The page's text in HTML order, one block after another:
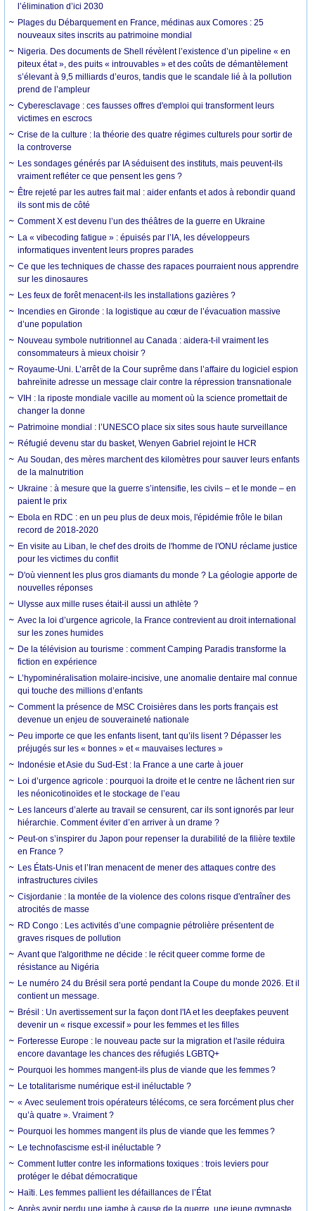
l’élimination d’ici 2030
Plages du Débarquement en France, médinas aux Comores : 25
nouveaux sites inscrits au patrimoine mondial
Nigeria. Des documents de Shell révèlent l’existence d’un pipeline « en
piteux état », des puits « introuvables » et des coûts de démantèlement
s’élevant à 9,5 milliards d’euros, tandis que le scandale lié à la pollution
prend de l’ampleur
Cyberesclavage : ces fausses offres d'emploi qui transforment leurs
victimes en escrocs
Crise de la culture : la théorie des quatre régimes culturels pour sortir de
la controverse
Les sondages générés par IA séduisent des instituts, mais peuvent-ils
vraiment refléter ce que pensent les gens ?
Être rejeté par les autres fait mal : aider enfants et ados à rebondir quand
ils sont mis de côté
Comment X est devenu l’un des théâtres de la guerre en Ukraine
La « vibecoding fatigue » : épuisés par l’IA, les développeurs
informatiques inventent leurs propres parades
Ce que les techniques de chasse des rapaces pourraient nous apprendre
sur les dinosaures
Les feux de forêt menacent-ils les installations gazières ?
Incendies en Gironde : la logistique au cœur de l’évacuation massive
d’une population
Nouveau symbole nutritionnel au Canada : aidera-t-il vraiment les
consommateurs à mieux choisir ?
Royaume-Uni. L’arrêt de la Cour suprême dans l’affaire du logiciel espion
bahreïnite adresse un message clair contre la répression transnationale
VIH : la riposte mondiale vacille au moment où la science promettait de
changer la donne
Patrimoine mondial : l’UNESCO place six sites sous haute surveillance
Réfugié devenu star du basket, Wenyen Gabriel rejoint le HCR
Au Soudan, des mères marchent des kilomètres pour sauver leurs enfants
de la malnutrition
Ukraine : à mesure que la guerre s’intensifie, les civils – et le monde – en
paient le prix
Ebola en RDC : en un peu plus de deux mois, l'épidémie frôle le bilan
record de 2018-2020
En visite au Liban, le chef des droits de l'homme de l'ONU réclame justice
pour les victimes du conflit
D'où viennent les plus gros diamants du monde ? La géologie apporte de
nouvelles réponses
Ulysse aux mille ruses était-il aussi un athlète ?
Avec la loi d’urgence agricole, la France contrevient au droit international
sur les zones humides
De la télévision au tourisme : comment Camping Paradis transforme la
fiction en expérience
L’hypominéralisation molaire-incisive, une anomalie dentaire mal connue
qui touche des millions d’enfants
Comment la présence de MSC Croisières dans les ports français est
devenue un enjeu de souveraineté nationale
Peu importe ce que les enfants lisent, tant qu’ils lisent ? Dépasser les
préjugés sur les « bonnes » et « mauvaises lectures »
Indonésie et Asie du Sud-Est : la France a une carte à jouer
Loi d’urgence agricole : pourquoi la droite et le centre ne lâchent rien sur
les néonicotinoïdes et le stockage de l’eau
Les lanceurs d’alerte au travail se censurent, car ils sont ignorés par leur
hiérarchie. Comment éviter d’en arriver à un drame ?
Peut-on s’inspirer du Japon pour repenser la durabilité de la filière textile
en France ?
Les États-Unis et l’Iran menacent de mener des attaques contre des
infrastructures civiles
Cisjordanie : la montée de la violence des colons risque d'entraîner des
atrocités de masse
RD Congo : Les activités d’une compagnie pétrolière présentent de
graves risques de pollution
Avant que l'algorithme ne décide : le récit queer comme forme de
résistance au Nigéria
Le numéro 24 du Brésil sera porté pendant la Coupe du monde 2026. Et il
contient un message.
Brésil : Un avertissement sur la façon dont l'IA et les deepfakes peuvent
devenir un « risque excessif » pour les femmes et les filles
Forteresse Europe : le nouveau pacte sur la migration et l'asile réduira
encore davantage les chances des réfugiés LGBTQ+
Pourquoi les hommes mangent-ils plus de viande que les femmes ?
Le totalitarisme numérique est-il inéluctable ?
« Avec seulement trois opérateurs télécoms, ce sera forcément plus cher
qu’à quatre ». Vraiment ?
Pourquoi les hommes mangent ils plus de viande que les femmes ?
Le technofascisme est-il inéluctable ?
Comment lutter contre les informations toxiques : trois leviers pour
protéger le débat démocratique
Haïti. Les femmes pallient les défaillances de l’État
Après avoir perdu une jambe à cause de la guerre, une jeune gymnaste